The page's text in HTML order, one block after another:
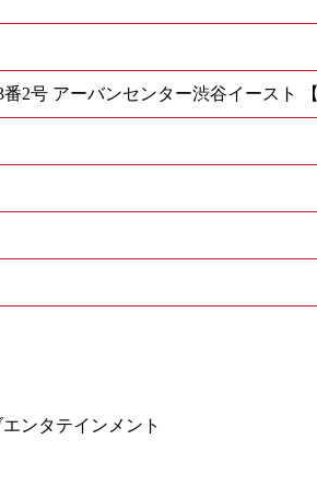
2号 アーバンセンター渋谷イースト 【
ンタテインメント